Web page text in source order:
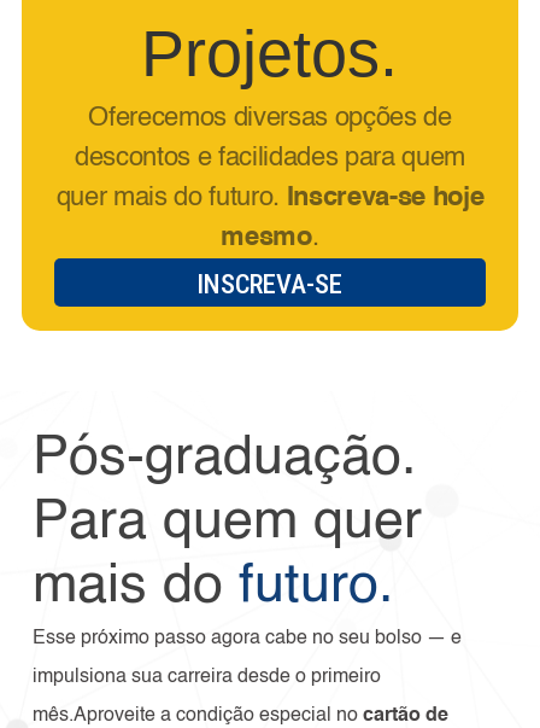
Projetos.
Oferecemos diversas opções de
descontos e facilidades para quem
quer mais do futuro. Inscreva-se hoje
mesmo.
INSCREVA-SE
Pós-graduação.
Para quem quer
mais do futuro.
Esse próximo passo agora cabe no seu bolso — e
impulsiona sua carreira desde o primeiro
mês.Aproveite a condição especial no cartão de